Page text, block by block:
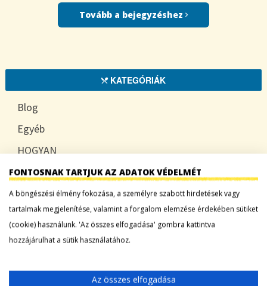
Tovább a bejegyzéshez
KATEGÓRIÁK
Blog
Egyéb
HOGYAN
TUDATOSAN
LEGFRISSEBB BEJEGYZÉSEK
desszert
FONTOSNAK TARTJUK AZ ADATOK VÉDELMÉT
A böngészési élmény fokozása, a személyre szabott hirdetések vagy
tartalmak megjelenítése, valamint a forgalom elemzése érdekében sütiket
(cookie) használunk. 'Az összes elfogadása' gombra kattintva
hozzájárulhat a sütik használatához.
Az összes elfogadása